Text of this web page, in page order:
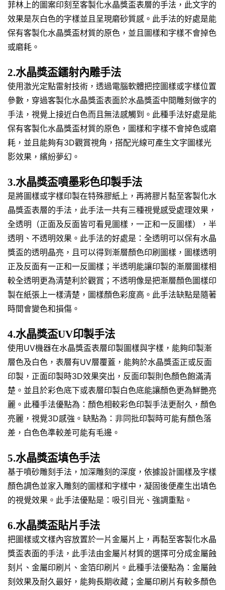
菲林上的圖案印刻至客製化水晶獎盃表層的手法，此文字的
效果是灰白色的字樣並且呈現磨砂質感。此手法的好處是能
保有客製化水晶獎盃材質的原色，並且圖樣和字樣不會掉色
或磨耗。
2.水晶獎盃鐳射內雕手法
使用激光定點雷射技術，透過電腦軟體把控圖樣或字樣位置
參數，穿過客製化水晶獎盃表面於水晶獎盃中間雕刻做字的
手法，視覺上接近白色而且無法感觸到。此種手法好處是能
保有客製化水晶獎盃材質的原色，圖樣和字樣不會掉色或磨
耗，並且能夠有3D觀賞視角，搭配光線可產生文字圖樣光
影效果，繽紛夢幻。
3.水晶獎盃噴墨彩色印製手法
是將圖樣或字樣印製在特殊膠紙上，再將膠片黏至客製化水
晶獎盃表層的手法，此手法一共有三種視覺感受處理效果，
全透明（正面及反面皆可看見圖樣，一正和一反圖樣），半
透明、不透明效果。此手法的好處是：全透明可以保有水晶
獎盃的透明晶亮，且可以得到漸層顏色印刷圖樣，圖樣透明
正及反面有一正和一反圖樣；半透明能讓印製的漸層圖樣相
較全透明更為清楚利於觀賞；不透明像是把漸層顏色圖樣印
製在紙張上一樣清楚，圖樣顏色彩度高。此手法缺點是隨著
時間會變色和損傷。
4.水晶獎盃UV印製手法
使用UV機器在水晶獎盃表層印製圖樣與字樣，能夠印製漸
層色及白色，表層有UV層覆蓋，能夠於水晶獎盃正或反面
印製，正面印製時3D效果突出，反面印製則色顏色飽滿清
楚。並且於彩色底下或表層印製白色底能讓顏色更為鮮艷亮
麗。此種手法優點為：顏色相較彩色印製手法更耐久，顏色
亮麗，視覺3D感強。缺點為：非同批印製時可能有顏色落
差，白色色準較差可能有毛邊。
5.水晶獎盃填色手法
基于噴砂雕刻手法，加深雕刻的深度，依據設計圖樣及字樣
顏色調色並家入雕刻的圖樣和字樣中，凝固後便產生出填色
的視覺效果。此手法優點是：吸引目光、強調重點。
6.水晶獎盃貼片手法
把圖樣或文樣內容放置於一片金屬片上，再黏至客製化水晶
獎盃表面的手法，此手法由金屬片材質的選擇可分成金屬蝕
刻片、金屬印刷片、金箔印刷片。此種手法優點為：金屬蝕
刻效果及耐久最好，能夠長期收藏；金屬印刷片有較多顏色